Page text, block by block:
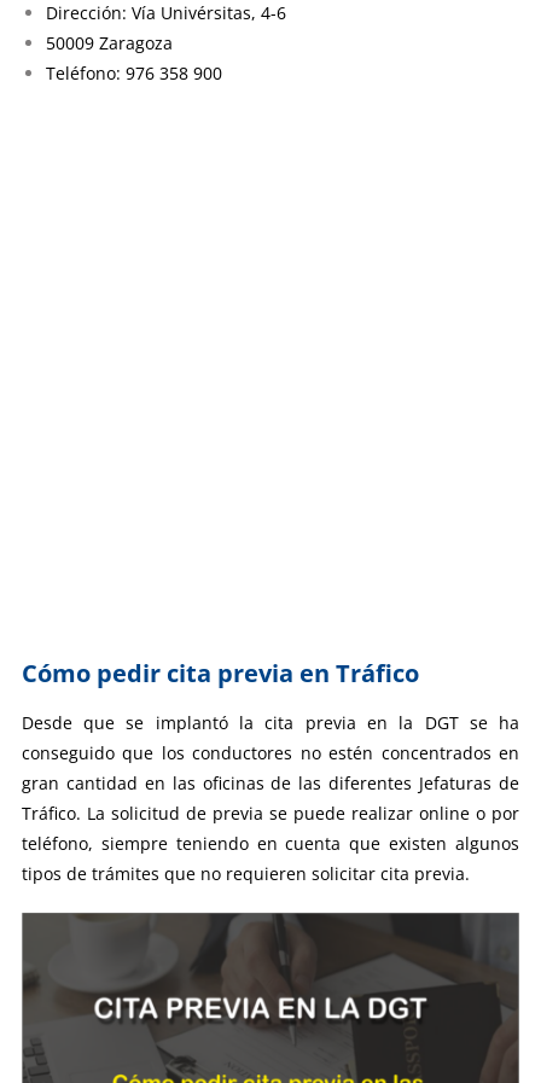
Dirección: Vía Univérsitas, 4-6
50009 Zaragoza
Teléfono: 976 358 900
Cómo pedir cita previa en Tráfico
Desde que se implantó la cita previa en la DGT se ha
conseguido que los conductores no estén concentrados en
gran cantidad en las oficinas de las diferentes Jefaturas de
Tráfico. La solicitud de previa se puede realizar online o por
teléfono, siempre teniendo en cuenta que existen algunos
tipos de trámites que no requieren solicitar cita previa.